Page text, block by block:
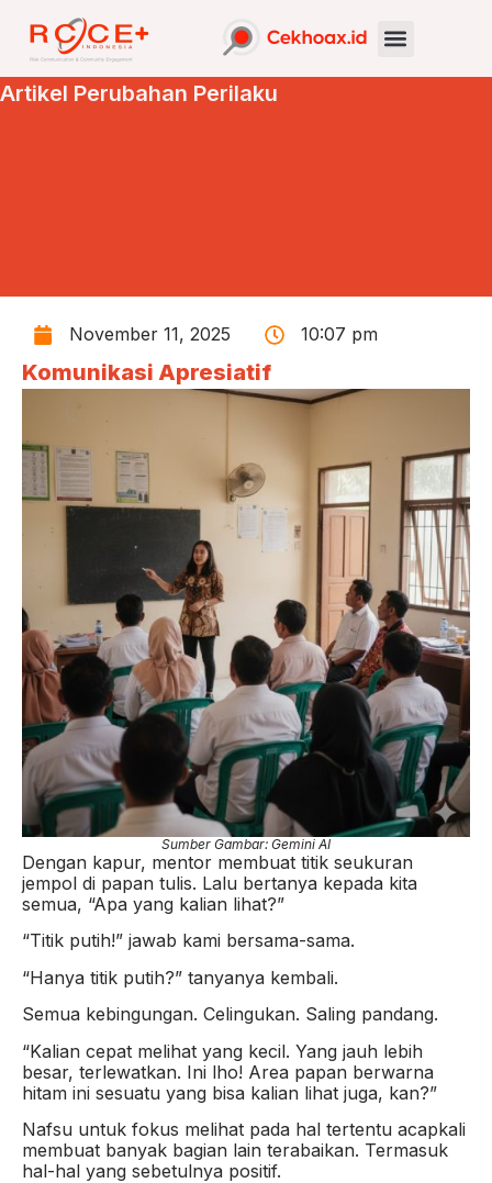
Artikel Perubahan Perilaku
November 11, 2025 10:07 pm
Komunikasi Apresiatif
Sumber Gambar: Gemini AI
Dengan kapur, mentor membuat titik seukuran
jempol di papan tulis. Lalu bertanya kepada kita
semua, “Apa yang kalian lihat?”
“Titik putih!” jawab kami bersama-sama.
“Hanya titik putih?” tanyanya kembali.
Semua kebingungan. Celingukan. Saling pandang.
“Kalian cepat melihat yang kecil. Yang jauh lebih
besar, terlewatkan. Ini lho! Area papan berwarna
hitam ini sesuatu yang bisa kalian lihat juga, kan?”
Nafsu untuk fokus melihat pada hal tertentu acapkali
membuat banyak bagian lain terabaikan. Termasuk
hal-hal yang sebetulnya positif.